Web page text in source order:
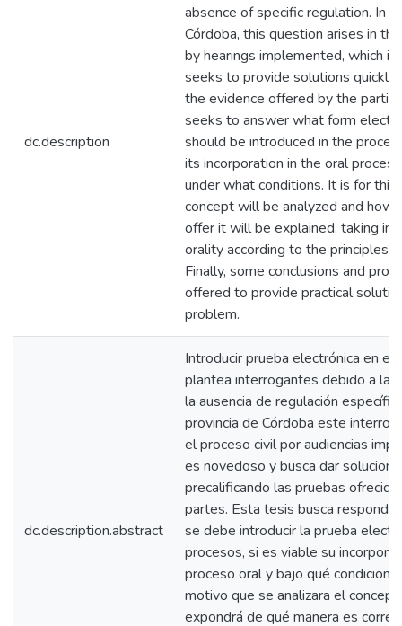
dc.description
absence of specific regulation. In
Córdoba, this question arises in
by hearings implemented, which is
seeks to provide solutions quickly,
the evidence offered by the
seeks to answer what form
should be introduced in the
its incorporation in the oral
under what conditions. It is for
concept will be analyzed and how
offer it will be explained, taking
orality according to the principles
Finally, some conclusions and
offered to provide practical
problem.
dc.description.abstract
Introducir prueba electrónica en el
plantea interrogantes debido a la
la ausencia de regulación
provincia de Córdoba este
el proceso civil por audiencias
es novedoso y busca dar
precalificando las pruebas
partes. Esta tesis busca
se debe introducir la prueba
procesos, si es viable su
proceso oral y bajo qué
motivo que se analizara el
expondrá de qué manera es